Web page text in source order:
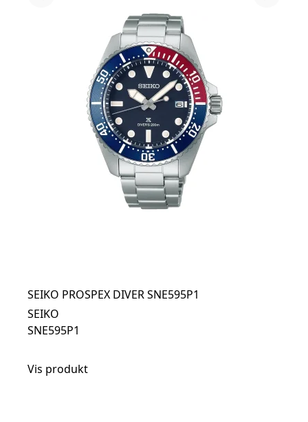
SEIKO PROSPEX DIVER SNE595P1
SEIKO
SNE595P1
Vis produkt